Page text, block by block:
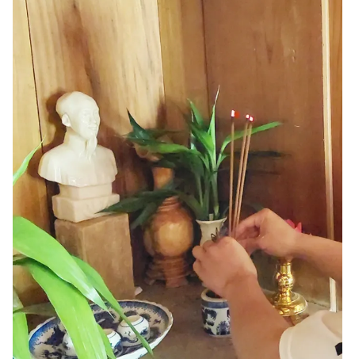
Giấy phép xuất bản số 110/GP - BTTTT cấp ngày 24.3.2020
© 2003-2026 Bản quyền thuộc về Báo Thanh Niên. Cấm sao chép
dưới mọi hình thức nếu không có sự chấp thuận bằng văn bản.
Phát triển bởi ePi Technologies, JSC.